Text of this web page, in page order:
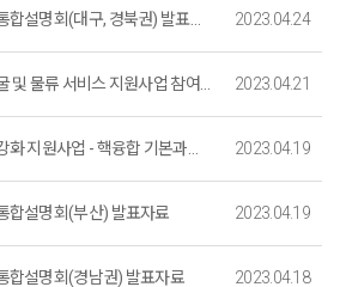
2023 원전기업 지원사업 통합설명회(대구, 경북권) 발표자료 2023.04.24
2023년도 해외 바이어 발굴 및 물류 서비스 지원사업 참여기업 모집 공고 (~ 5. 3. ) 2023.04.21
2023 퇴직자·재직자 역량강화 지원사업 - 핵융합 기본과정 교육생 모집 (~5. 16.까지) _마감 2023.04.19
합설명회(부산) 발표자료 2023.04.19
합설명회(경남권) 발표자료 2023.04.18